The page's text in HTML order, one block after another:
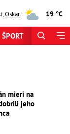
,Oskar 19 °C
ŠPORT
mieri na
jeho